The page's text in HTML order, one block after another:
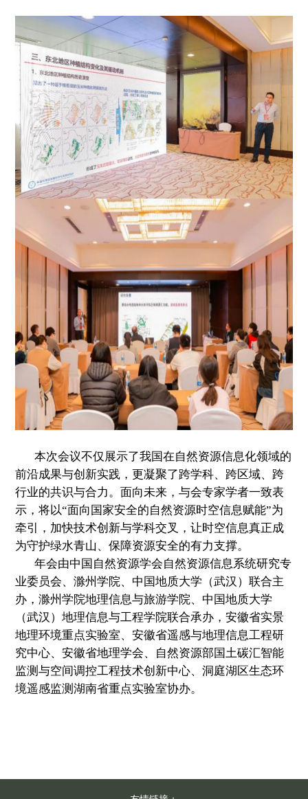
本次会议不仅展示了我国在自然资源信息化领域的
前沿成果与创新实践，更凝聚了跨学科、跨区域、跨
行业的共识与合力。面向未来，与会专家学者一致表
示，将以“面向国家安全的自然资源时空信息赋能”为
牵引，加快技术创新与学科交叉，让时空信息真正成
为守护绿水青山、保障资源安全的有力支撑。
年会由中国自然资源学会自然资源信息系统研究专
业委员会、滁州学院、中国地质大学（武汉）联合主
办，滁州学院地理信息与旅游学院、中国地质大学
（武汉）地理信息与工程学院联合承办，安徽省实景
地理环境重点实验室、安徽省遥感与地理信息工程研
究中心、安徽省地理学会、自然资源部国土碳汇智能
监测与空间调控工程技术创新中心、洞庭湖区生态环
境遥感监测湖南省重点实验室协办。